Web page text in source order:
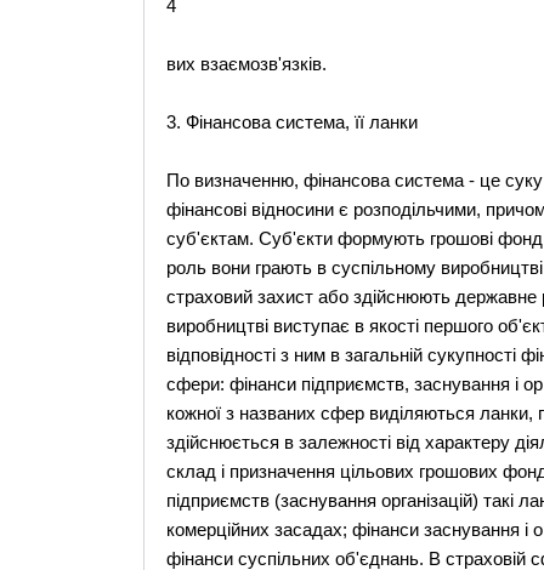
4
вих взаємозв'язків.
3. Фінансова система, її ланки
По визначенню, фінансова система - це
фінансові відносини є розподільчими,
суб'єктам. Суб'єкти формують грошові
роль вони грають в суспільному
страховий захист або здійснюють
виробництві виступає в якості першого
відповідності з ним в загальній сукупності
сфери: фінанси підприємств, заснування і
кожної з названих сфер виділяються ланки,
здійснюється в залежності від характеру
склад і призначення цільових грошових
підприємств (заснування організацій) такі
комерційних засадах; фінанси заснування і
фінанси суспільних об'єднань. В страховій